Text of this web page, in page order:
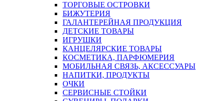
ТОРГОВЫЕ ОСТРОВКИ
БИЖУТЕРИЯ
ГАЛАНТЕРЕЙНАЯ ПРОДУКЦИЯ
ДЕТСКИЕ ТОВАРЫ
ИГРУШКИ
КАНЦЕЛЯРСКИЕ ТОВАРЫ
КОСМЕТИКА, ПАРФЮМЕРИЯ
МОБИЛЬНАЯ СВЯЗЬ, АКСЕССУАРЫ
НАПИТКИ, ПРОДУКТЫ
ОЧКИ
СЕРВИСНЫЕ СТОЙКИ